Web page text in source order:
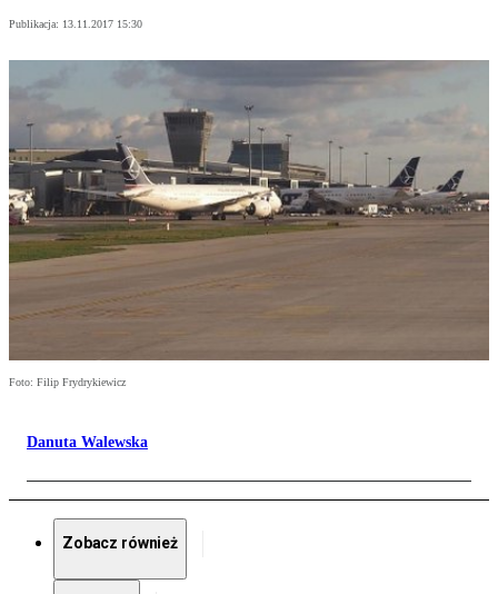
Publikacja: 13.11.2017 15:30
Foto: Filip Frydrykiewicz
Danuta Walewska
Zobacz również